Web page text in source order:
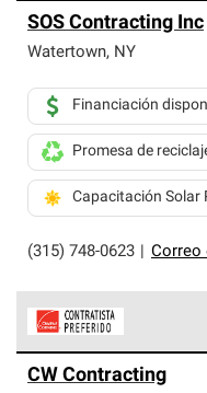
SOS Contracting Inc
Watertown, NY
(315) 748-0623 Correo
Financiación
Promesa de
Capacitación Solar
parte de una red
CW Contracting